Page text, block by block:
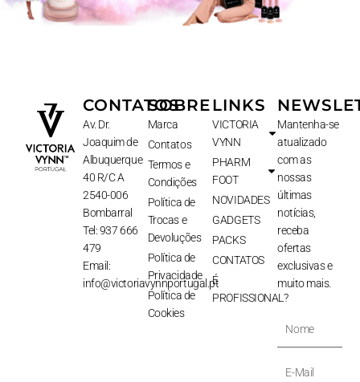
CONTATOS
Av. Dr.
Joaquim de
Albuquerque
40 R/C A
2540-006
Bombarral
Tel: 937 666
479
Email:
info@victoriavynnportugal.pt
SOBRE
Marca
Contatos
Termos e
Condições
Política de
Trocas e
Devoluções
Política de
Privacidade
Política de
Cookies
LINKS
VICTORIA
VYNN
PHARM
FOOT
NOVIDADES
GADGETS
PACKS
CONTATOS
É
PROFISSIONAL?
Mantenha-se
atualizado
com as
nossas
últimas
notícias,
receba
ofertas
exclusivas e
muito mais.
Nome
E-